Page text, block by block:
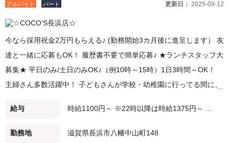
アルバイト パート 更新日： 2025-09-12
今なら採用祝金2万円もらえる♪ (勤務開始3カ月後に進呈します） 友
達と一緒に応募もOK！ 履歴書不要で簡単応募♪ ★ランチスタッフ大
募集★ 平日のみ/土日のみOK♪（例10時～15時）1日3時間～OK！
主婦さん多数活躍中！ 子どもさんが学校・幼稚園に行ってる間に、
イナースタッフ大募集★ 大学生・高校生活躍中！ 夕方（例：18時
～21時）/夜（例：20時～閉店）勤務できる方大募集！ 22時以降は
給与 時給1100円～ ※22時以降は時給1375円～ ...
勤務地 滋賀県長浜市八幡中山町148